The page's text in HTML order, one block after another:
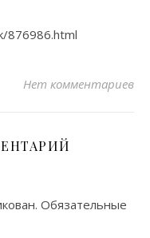
876986.html
Нет комментариев
Обязательные